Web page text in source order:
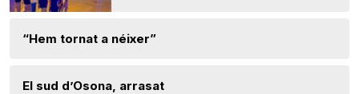
“Hem tornat a néixer”
El sud d’Osona, arrasat